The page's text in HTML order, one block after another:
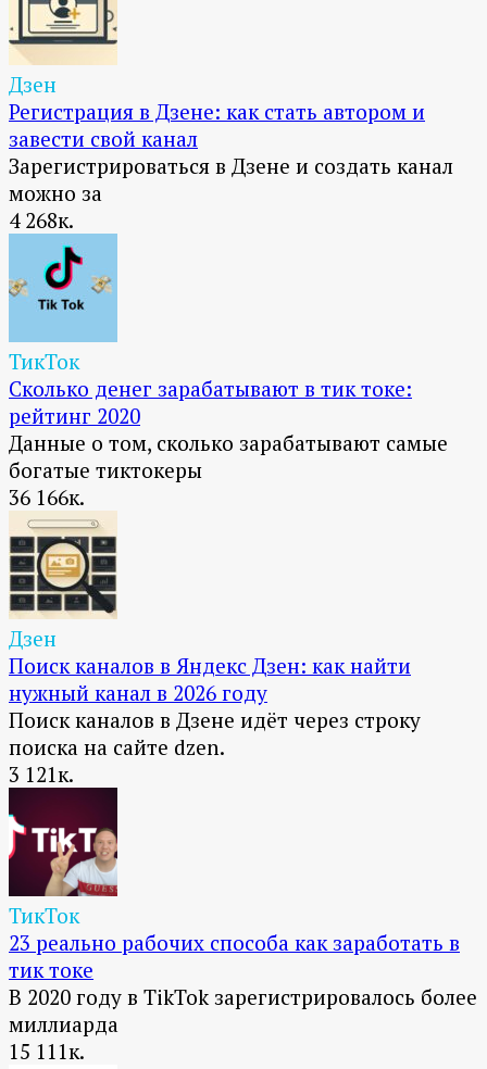
Дзен
Регистрация в Дзене: как стать автором и
завести свой канал
Зарегистрироваться в Дзене и создать канал
можно за
4 268к.
ТикТок
Сколько денег зарабатывают в тик токе:
рейтинг 2020
Данные о том, сколько зарабатывают самые
богатые тиктокеры
36 166к.
Дзен
Поиск каналов в Яндекс Дзен: как найти
нужный канал в 2026 году
Поиск каналов в Дзене идёт через строку
поиска на сайте dzen.
3 121к.
ТикТок
23 реально рабочих способа как заработать в
тик токе
В 2020 году в TikTok зарегистрировалось более
миллиарда
15 111к.